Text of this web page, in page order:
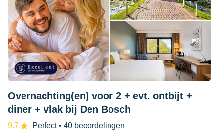
Overnachting(en) voor 2 + evt. ontbijt +
diner + vlak bij Den Bosch
9.7 Perfect• 40 beoordelingen